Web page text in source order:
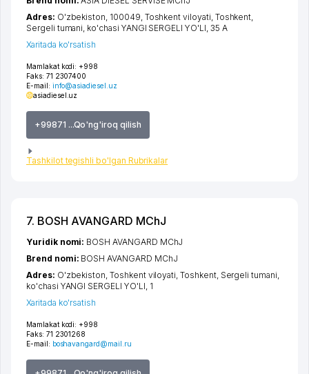
Mamlakat kodi: +998
Faks: 71 2307400
E-mail: info@asiadiesel.uz
asiadiesel.uz
+99871 ...Qo'ng'iroq qilish
Tashkilot tegishli bo'lgan Rubrikalar
Adres: O'zbekiston, 100049, Toshkent viloyati, Toshkent,
Sergeli tumani, ko'chasi YANGI SERGELI YO'LI, 35 А
Xaritada ko'rsatish
7. BOSH AVANGARD MChJ
Mamlakat kodi: +998
Faks: 71 2301268
E-mail: boshavangard@mail.ru
Yuridik nomi: BOSH AVANGARD MChJ
Brend nomi: BOSH AVANGARD MChJ
Adres: O'zbekiston,Toshkent viloyati,Toshkent, Sergeli tumani,
ko'chasi YANGI SERGELI YO'LI, 1
Xaritada ko'rsatish